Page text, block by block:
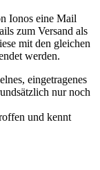
Ionos eine Mail
zum Versand als
mit den gleichen
werden.
eingetragenes
nur noch
und kennt